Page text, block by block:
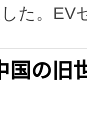
た。EV
国の旧